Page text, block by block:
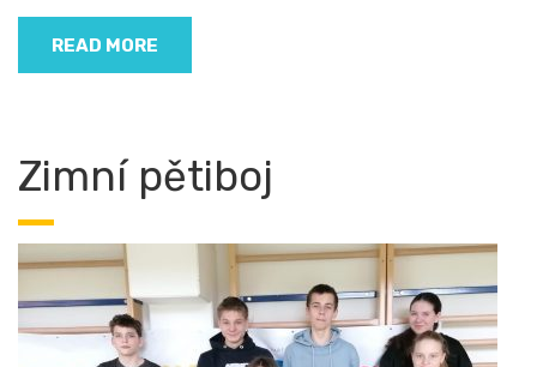
READ MORE
Zimní pětiboj